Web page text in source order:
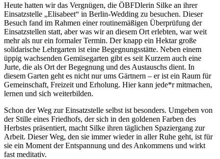
Heute hatten wir das Vergnügen, die ÖBFDlerin Silke an ihrer
Einsatzstelle „Elisabeet“ in Berlin-Wedding zu besuchen. Dieser
Besuch fand im Rahmen einer routinemäßigen Überprüfung der
Einsatzstellen statt, aber was wir an diesem Ort erlebten, war weit
mehr als nur ein formaler Termin. Der knapp ein Hektar große
solidarische Lehrgarten ist eine Begegnungsstätte. Neben einem
üppig wachsenden Gemüsegarten gibt es seit Kurzem auch eine
Jurte, die als Ort der Begegnung und des Austauschs dient. In
diesem Garten geht es nicht nur ums Gärtnern – er ist ein Raum für
Gemeinschaft, Freizeit und Erholung. Hier kann jede*r mitmachen,
lernen und sich weiterbilden.
Schon der Weg zur Einsatzstelle selbst ist besonders. Umgeben von
der Stille eines Friedhofs, der sich in den goldenen Farben des
Herbstes präsentiert, macht Silke ihren täglichen Spaziergang zur
Arbeit. Dieser Weg, den sie immer wieder in aller Ruhe geht, ist für
sie ein Moment der Entspannung und des Ankommens und wirkt
fast meditativ.